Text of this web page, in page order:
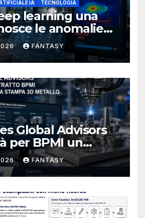
IA TECNOLOGIA
learning una
le anomalie
di fusione
FANTASY
Global Advisors
per BPMI un
la stampa 3D
alla filiera
FANTASY